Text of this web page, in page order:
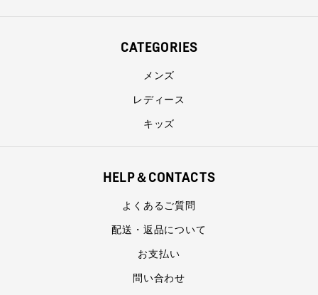
CATEGORIES
メンズ
レディース
キッズ
HELP＆CONTACTS
よくあるご質問
配送・返品について
お支払い
問い合わせ